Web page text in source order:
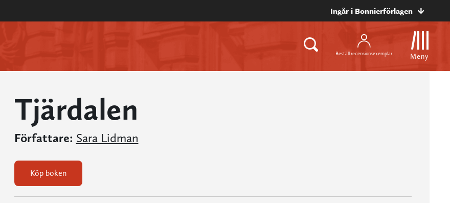
Ingår i Bonnierförlagen
Beställ recensionsexemplar Meny
Tjärdalen
Författare: Sara Lidman
Köp boken